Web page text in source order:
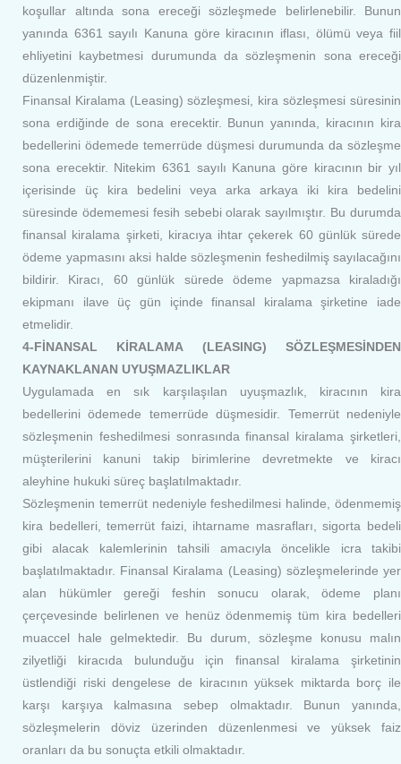
koşullar altında sona ereceği sözleşmede belirlenebilir. Bunun
yanında 6361 sayılı Kanuna göre kiracının iflası, ölümü veya fiil
ehliyetini kaybetmesi durumunda da sözleşmenin sona ereceği
düzenlenmiştir.
Finansal Kiralama (Leasing) sözleşmesi, kira sözleşmesi süresinin
sona erdiğinde de sona erecektir. Bunun yanında, kiracının kira
bedellerini ödemede temerrüde düşmesi durumunda da sözleşme
sona erecektir. Nitekim 6361 sayılı Kanuna göre kiracının bir yıl
içerisinde üç kira bedelini veya arka arkaya iki kira bedelini
süresinde ödememesi fesih sebebi olarak sayılmıştır. Bu durumda
finansal kiralama şirketi, kiracıya ihtar çekerek 60 günlük sürede
ödeme yapmasını aksi halde sözleşmenin feshedilmiş sayılacağını
bildirir. Kiracı, 60 günlük sürede ödeme yapmazsa kiraladığı
ekipmanı ilave üç gün içinde finansal kiralama şirketine iade
etmelidir.
4-FİNANSAL KİRALAMA (LEASING) SÖZLEŞMESİNDEN
KAYNAKLANAN UYUŞMAZLIKLAR
Uygulamada en sık karşılaşılan uyuşmazlık, kiracının kira
bedellerini ödemede temerrüde düşmesidir. Temerrüt nedeniyle
sözleşmenin feshedilmesi sonrasında finansal kiralama şirketleri,
müşterilerini kanuni takip birimlerine devretmekte ve kiracı
aleyhine hukuki süreç başlatılmaktadır.
Sözleşmenin temerrüt nedeniyle feshedilmesi halinde, ödenmemiş
kira bedelleri, temerrüt faizi, ihtarname masrafları, sigorta bedeli
gibi alacak kalemlerinin tahsili amacıyla öncelikle icra takibi
başlatılmaktadır. Finansal Kiralama (Leasing) sözleşmelerinde yer
alan hükümler gereği feshin sonucu olarak, ödeme planı
çerçevesinde belirlenen ve henüz ödenmemiş tüm kira bedelleri
muaccel hale gelmektedir. Bu durum, sözleşme konusu malın
zilyetliği kiracıda bulunduğu için finansal kiralama şirketinin
üstlendiği riski dengelese de kiracının yüksek miktarda borç ile
karşı karşıya kalmasına sebep olmaktadır. Bunun yanında,
sözleşmelerin döviz üzerinden düzenlenmesi ve yüksek faiz
oranları da bu sonuçta etkili olmaktadır.